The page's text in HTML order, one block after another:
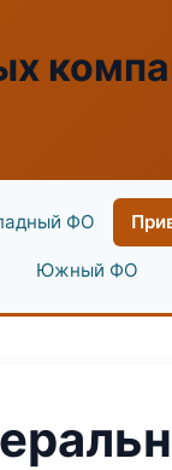
ФО
Южный ФО